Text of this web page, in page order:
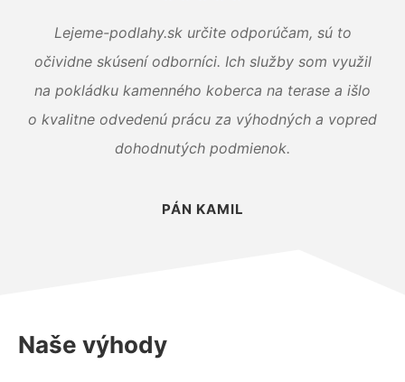
Lejeme-podlahy.sk určite odporúčam, sú to
očividne skúsení odborníci. Ich služby som využil
na pokládku kamenného koberca na terase a išlo
o kvalitne odvedenú prácu za výhodných a vopred
dohodnutých podmienok.
PÁN KAMIL
Naše výhody